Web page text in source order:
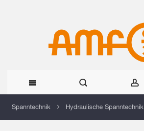
Direkt
Spanntechnik Hydraulische Spanntechnik